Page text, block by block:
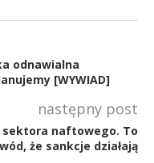
odnawialna
[WYWIAD]
następny post
sektora naftowego. To
że sankcje działają